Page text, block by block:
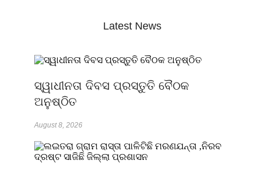
Latest News
ସ୍ୱାଧୀନତା ଦିବସ ପ୍ରସ୍ତୁତି ବୈଠକ
ଅନୁଷ୍ଠିତ
August 8, 2026